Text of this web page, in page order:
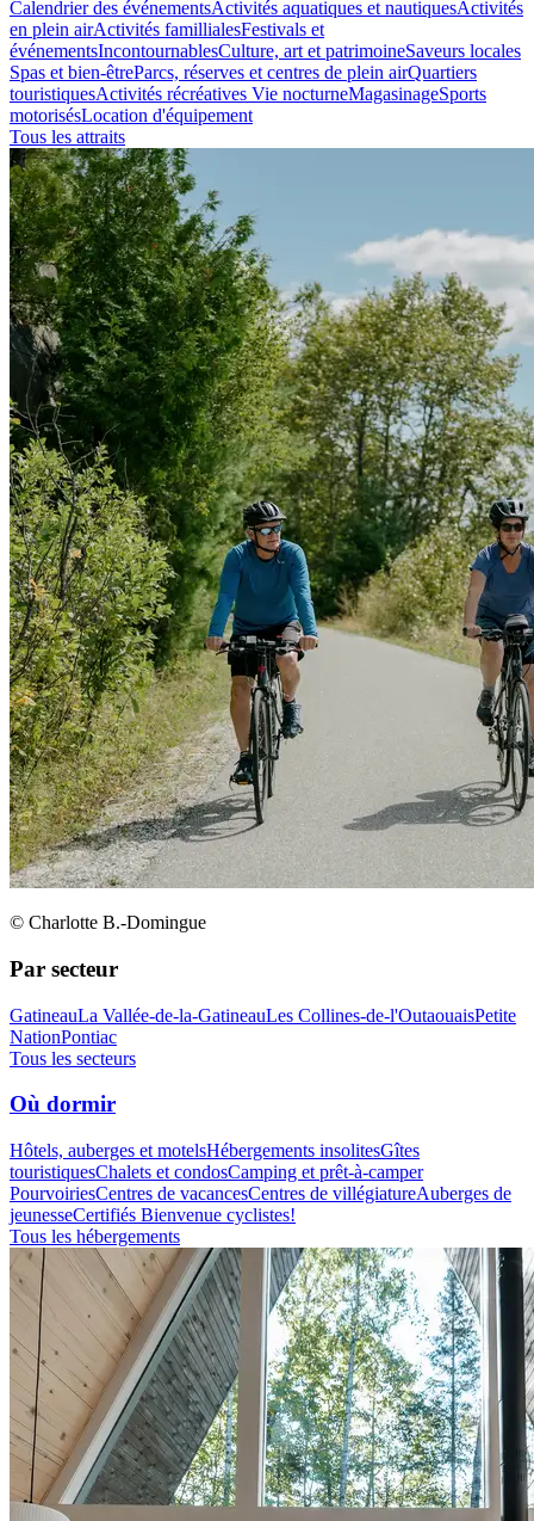
Calendrier des événementsActivités aquatiques et nautiquesActivités
en plein airActivités famillialesFestivals et
événementsIncontournablesCulture, art et patrimoineSaveurs locales
Spas et bien-êtreParcs, réserves et centres de plein airQuartiers
touristiquesActivités récréatives Vie nocturneMagasinageSports
motorisésLocation d'équipement
Tous les attraits
© Charlotte B.-Domingue
Par secteur
GatineauLa Vallée-de-la-GatineauLes Collines-de-l'OutaouaisPetite
NationPontiac
Tous les secteurs
Où dormir
Hôtels, auberges et motelsHébergements insolitesGîtes
touristiquesChalets et condosCamping et prêt-à-camper
PourvoiriesCentres de vacancesCentres de villégiatureAuberges de
jeunesseCertifiés Bienvenue cyclistes!
Tous les hébergements